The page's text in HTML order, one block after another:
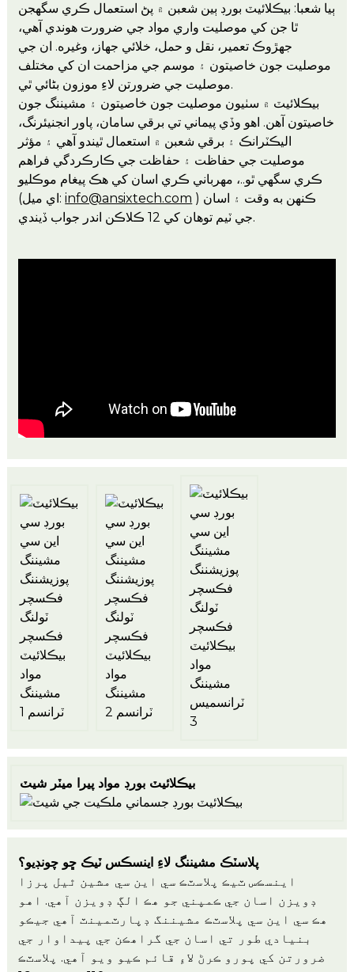
ٻيا شعبا: بيڪلائيٽ بورڊ ٻين شعبن ۾ پڻ استعمال ڪري سگھجن
ٿا جن کي موصليت واري مواد جي ضرورت هوندي آهي،
جهڙوڪ تعمير، نقل و حمل، خلائي جهاز، وغيره. ان جي
موصليت جون خاصيتون ۽ موسم جي مزاحمت ان کي مختلف
موصليت جي ضرورتن لاءِ موزون بڻائي ٿي.
بيڪلائيٽ ۾ سٺيون موصليت جون خاصيتون ۽ مشيننگ جون
خاصيتون آهن. اهو وڏي پيماني تي برقي سامان، پاور انجنيئرنگ،
اليڪٽرانڪ ۽ برقي شعبن ۾ استعمال ٿيندو آهي ۽ مؤثر
موصليت جي حفاظت ۽ حفاظت جي ڪارڪردگي فراهم
ڪري سگهي ٿو..، مهرباني ڪري اسان کي هڪ پيغام موڪليو
(اي ميل:info@ansixtech.com ) ڪنهن به وقت ۽ اسان
جي ٽيم توهان کي 12 ڪلاڪن اندر جواب ڏيندي.
بيڪلائيٽ بورڊ مواد پيرا ميٽر شيٽ
پلاسٽڪ مشيننگ لاءِ اينسڪس ٽيڪ ڇو چونڊيو؟
اينسڪس ٽيڪ پلاسٽڪ سي اين سي مشين ٿيل پرزا
ڊويزن اسان جي ڪمپني جو هڪ الڳ ڊويزن آهي. اهو
هڪ سي اين سي پلاسٽڪ مشيننگ ڊپارٽمينٽ آهي جيڪو
بنيادي طور تي اسان جي گراهڪن جي پيداوار جي
ضرورتن کي پورو ڪرڻ لاءِ قائم ڪيو ويو آهي. پلاسٽڪ